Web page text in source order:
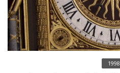
1998